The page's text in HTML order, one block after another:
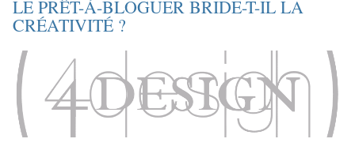
LE PRÊT-À-BLOGUER BRIDE-T-IL LA
CRÉATIVITÉ ?